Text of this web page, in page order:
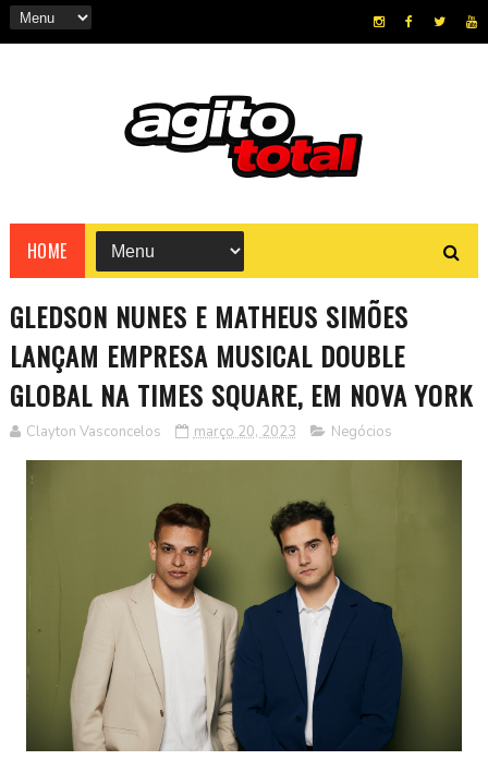
HOME
GLEDSON NUNES E MATHEUS SIMÕES
LANÇAM EMPRESA MUSICAL DOUBLE
GLOBAL NA TIMES SQUARE, EM NOVA YORK
Clayton Vasconcelos março 20, 2023 Negócios